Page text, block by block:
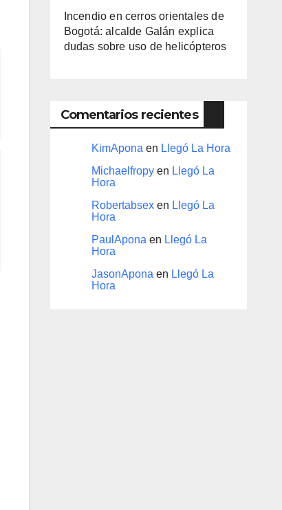
Incendio en cerros orientales de
Bogotá: alcalde Galán explica
dudas sobre uso de helicópteros
Comentarios recientes
KimAponaen Llegó La Hora
Michaelfropyen Llegó La
Hora
Robertabsexen Llegó La
Hora
PaulAponaen Llegó La
Hora
JasonAponaen Llegó La
Hora